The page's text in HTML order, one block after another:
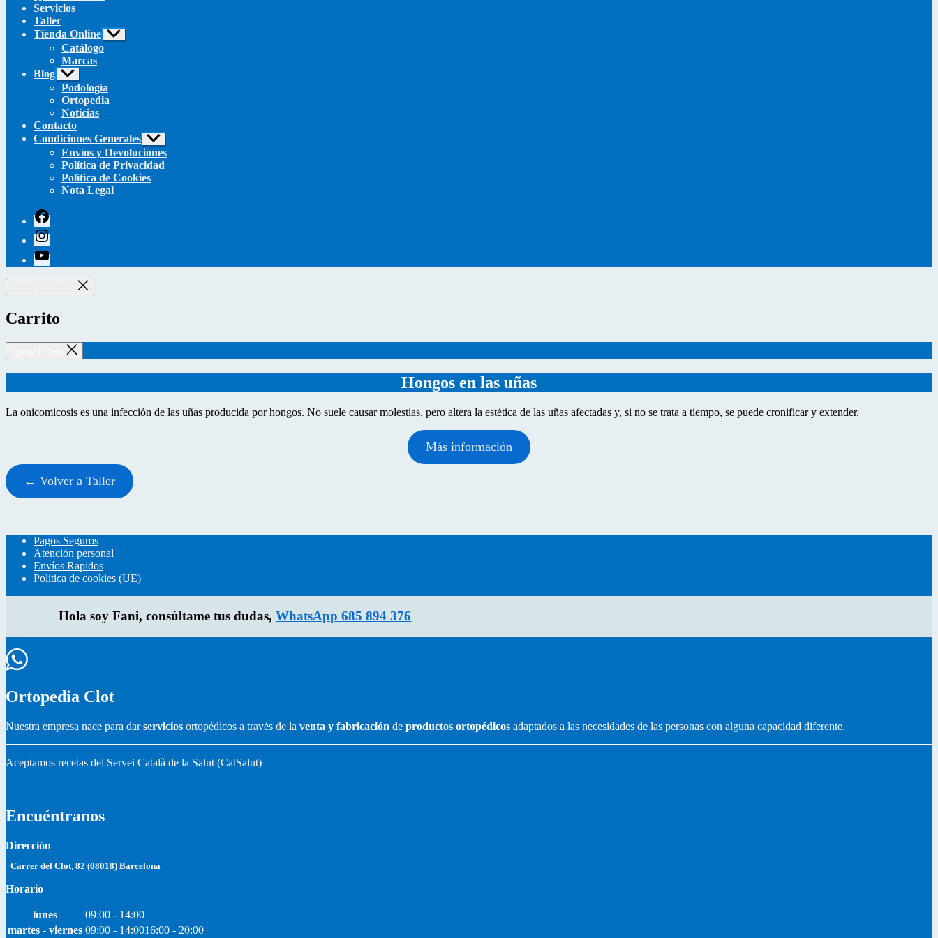
Servicios
Taller
Tienda Online Mostrar
el
Catálogo
Marcas
Blog Mostrar
el
submenú
Podología
Ortopedia
Noticias
Contacto
Condiciones Generales Mostrar
el
submenú
Envíos y Devoluciones
Política de Privacidad
Política de Cookies
Nota Legal
facebook
instagram
youtube
Carrito
Hongos en las uñas
La onicomicosis es una infección de las uñas producida por hongos. No suele causar molestias, pero altera la estética de las uñas afectadas y, si no se trata a tiempo, se puede cronificar y extender.
Más información
← Volver a Taller
Pagos Seguros
Atención personal
Envíos Rapidos
Política de cookies (UE)
Hola soy Fani, consúltame tus dudas,WhatsApp 685 894 376
Ortopedia Clot
Nuestra empresa nace para darservicios ortopédicos a través de la venta y fabricación de productos ortopédicos adaptados a las necesidades de las personas con alguna capacidad diferente.
Aceptamos recetas del Servei Català de la Salut (CatSalut)
Encuéntranos
Dirección
Carrer del Clot, 82 (08018) Barcelona
Horario
lunes
09:00 - 14:00
martes - viernes 09:00 - 14:0016:00 - 20:00